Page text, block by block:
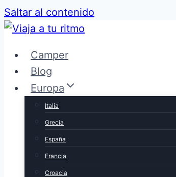
Saltar al contenido
Camper
Blog
Europa
Italia
Grecia
España
Francia
Croacia